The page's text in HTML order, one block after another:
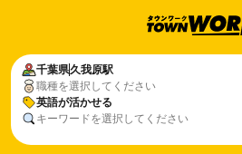
千葉県久我原駅
職種を選択してください
英語が活かせる
キーワードを選択してください
千葉県久我原駅
英語が活かせる